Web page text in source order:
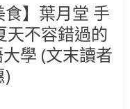
食】葉月堂 手
天不容錯過的
學 (文末讀者
)